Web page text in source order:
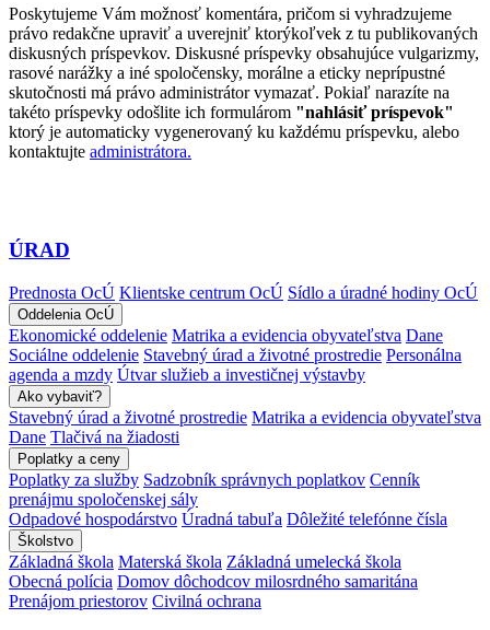
Poskytujeme Vám možnosť komentára, pričom si vyhradzujeme
právo redakčne upraviť a uverejniť ktorýkoľvek z tu publikovaných
diskusných príspevkov. Diskusné príspevky obsahujúce vulgarizmy,
rasové narážky a iné spoločensky, morálne a eticky neprípustné
skutočnosti má právo administrátor vymazať. Pokiaľ narazíte na
takéto príspevky odošlite ich formulárom "nahlásiť príspevok"
ktorý je automaticky vygenerovaný ku každému príspevku, alebo
kontaktujte administrátora.
ÚRAD
Prednosta OcÚ Klientske centrum OcÚ Sídlo a úradné hodiny OcÚ
Oddelenia OcÚ
Ekonomické oddelenie Matrika a evidencia obyvateľstva Dane
Sociálne oddelenie Stavebný úrad a životné prostredie Personálna
agenda a mzdy Útvar služieb a investičnej výstavby
Ako vybaviť?
Stavebný úrad a životné prostredie Matrika a evidencia obyvateľstva
Dane Tlačivá na žiadosti
Poplatky a ceny
Poplatky za služby Sadzobník správnych poplatkov Cenník
prenájmu spoločenskej sály
Odpadové hospodárstvo Úradná tabuľa Dôležité telefónne čísla
Školstvo
Základná škola Materská škola Základná umelecká škola
Obecná polícia Domov dôchodcov milosrdného samaritána
Prenájom priestorov Civilná ochrana